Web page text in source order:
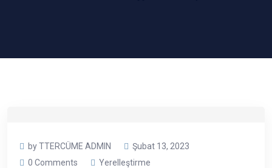
by TTERCÜME ADMIN
Şubat 13, 2023
0 Comments
Yerelleştirme